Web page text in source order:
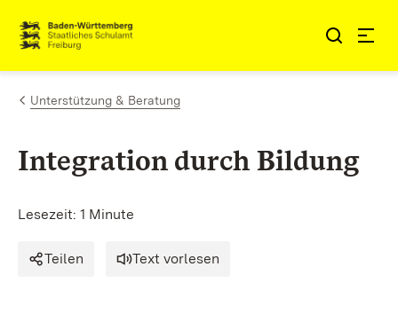
Zum Inhalt springen
Link zur Startseite
Unterstützung & Beratung
Integration durch Bildung
Lesezeit: 1 Minute
Teilen Text vorlesen